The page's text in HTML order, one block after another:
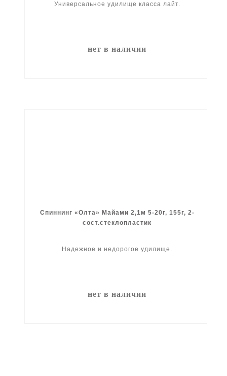
Универсальное удилище класса лайт.
нет в наличии
Спиннинг «Олта» Майами 2,1м 5-20г, 155г, 2-
сост.стеклопластик
Надежное и недорогое удилище.
нет в наличии